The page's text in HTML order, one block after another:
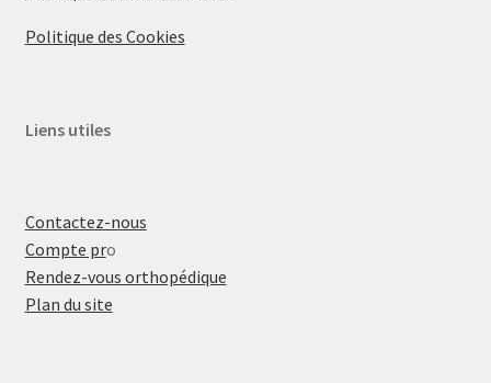
Politique des Cookies
Liens utiles
Contactez-nous
Compte pro
Rendez-vous orthopédique
Plan du site